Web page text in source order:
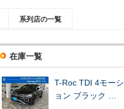
系列店の一覧
在庫一覧
T-Roc TDI 4モーシ
ョン ブラック …